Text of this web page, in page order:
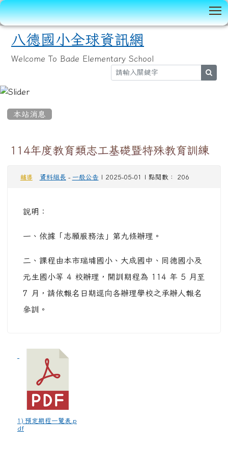
八德國小全球資訊網
Welcome To Bade Elementary School
本站消息
114年度教育類志工基礎暨特殊教育訓練
輔導 資料組長 - 一般公告 | 2025-05-01 | 點閱數： 206
說明：
一、依據「志願服務法」第九條辦理。
二、課程由本市瑞埔國小、大成國中、同德國小及
元生國小等 4 校辦理，開訓期程為 114 年 5 月至
7 月，請依報名日期逕向各辦理學校之承辦人報名
參訓。
1) 預定期程一覽表.p
df